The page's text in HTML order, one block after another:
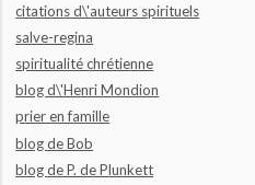
citations d\'auteurs spirituels
salve-regina
spiritualité chrétienne
blog d\'Henri Mondion
prier en famille
blog de Bob
blog de P. de Plunkett